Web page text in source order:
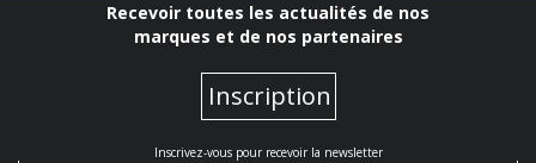
Recevoir toutes les actualités de nos
marques et de nos partenaires
Inscription
Inscrivez-vous pour recevoir la newsletter